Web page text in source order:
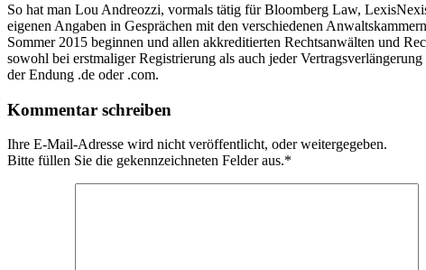
So hat man Lou Andreozzi, vormals tätig für Bloomberg Law,
eigenen Angaben in Gesprächen mit den verschiedenen
Sommer 2015 beginnen und allen akkreditierten Rechtsanwälten und
sowohl bei erstmaliger Registrierung als auch jeder
der Endung .de oder .com.
Kommentar schreiben
Ihre E-Mail-Adresse wird nicht veröffentlicht, oder weitergegeben.
Bitte füllen Sie die gekennzeichneten Felder aus.*